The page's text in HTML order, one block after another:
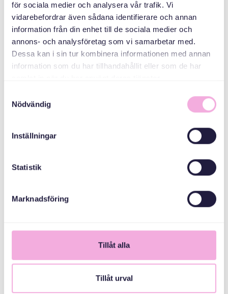
för sociala medier och analysera vår trafik. Vi
vidarebefordrar även sådana identifierare och annan
information från din enhet till de sociala medier och
annons- och analysföretag som vi samarbetar med.
Dessa kan i sin tur kombinera informationen med annan
information som du har tillhandahållit eller som de har
Nödvändig
Inställningar
Statistik
Marknadsföring
Tillåt alla
Tillåt urval
ABAABULAYAASHA
Gålöstiftelsen
1